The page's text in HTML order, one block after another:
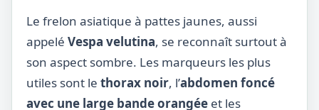
Le frelon asiatique à pattes jaunes, aussi
appelé Vespa velutina, se reconnaît surtout à
son aspect sombre. Les marqueurs les plus
utiles sont le thorax noir, l’abdomen foncé
avec une large bande orangée et les